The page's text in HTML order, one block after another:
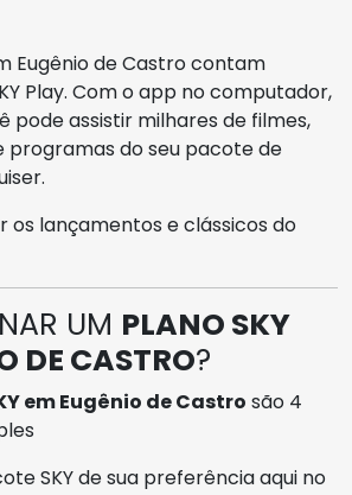
Eugênio de Castro contam
Play. Com o app no computador,
pode assistir milhares de filmes,
programas do seu pacote de
os lançamentos e clássicos do
UM PLANO SKY
DE CASTRO?
em Eugênio de Castro são 4
SKY de sua preferência aqui no